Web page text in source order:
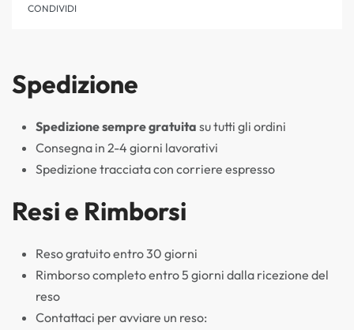
CONDIVIDI
Spedizione
Spedizione sempre gratuita su tutti gli ordini
Consegna in 2-4 giorni lavorativi
Spedizione tracciata con corriere espresso
Resi e Rimborsi
Reso gratuito entro 30 giorni
Rimborso completo entro 5 giorni dalla ricezione del
reso
Contattaci per avviare un reso: